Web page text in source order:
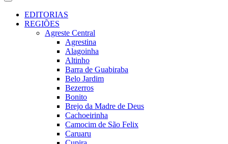
EDITORIAS
REGIÕES
Agreste Central
Agrestina
Alagoinha
Altinho
Barra de Guabiraba
Belo Jardim
Bezerros
Bonito
Brejo da Madre de Deus
Cachoeirinha
Camocim de São Felix
Caruaru